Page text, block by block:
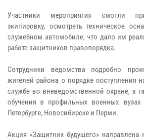
Участники мероприятия смогли
экипировку, осмотреть техническое
служебном автомобиле, что дало им
работе защитников правопорядка.
Сотрудники ведомства подробно
жителей района о порядке поступления
службе во вневедомственной охране, а
обучения в профильных военных
Петербурге, Новосибирске и Перми.
Акция «Защитник будущего»